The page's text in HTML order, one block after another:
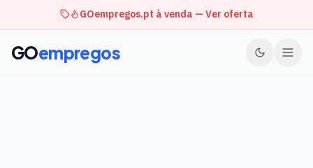
GOempregos.pt à venda — Ver oferta
GOempregos